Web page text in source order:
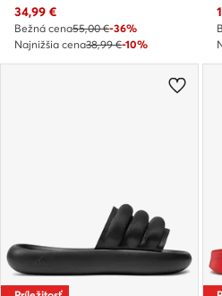
Aktuálna cena
34,99 €
Bežná cena55,00 €-36%
Najnižšia cena38,99 €-10%